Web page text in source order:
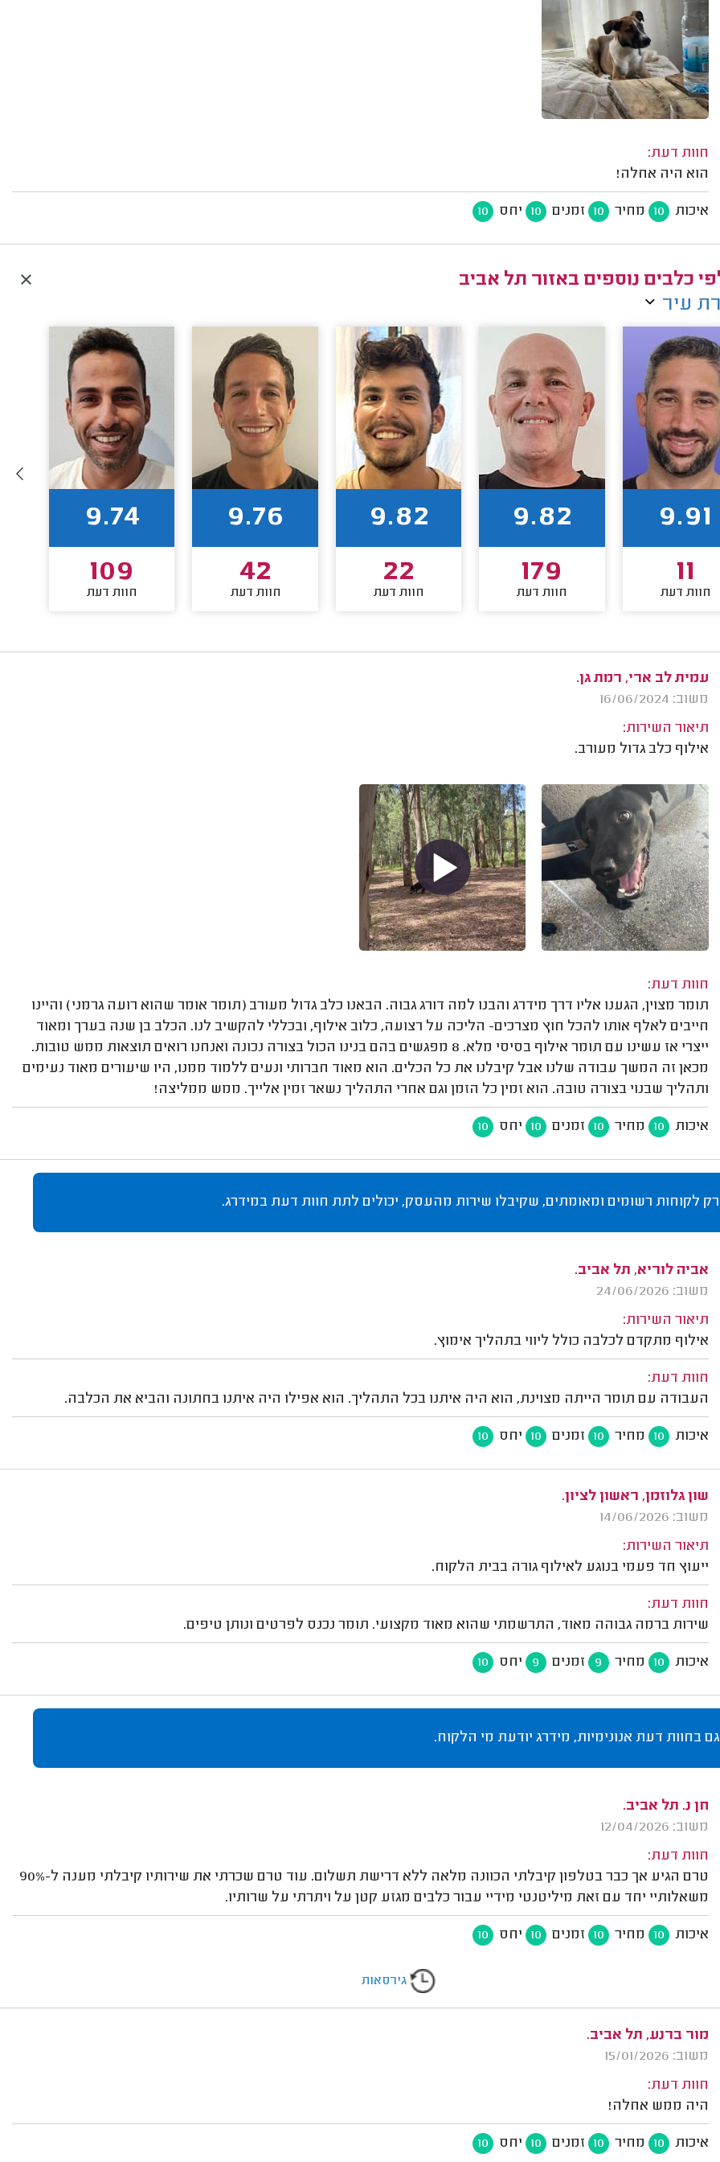
חוות דעת:
הוא היה אחלה!
איכות 10 מחיר 10 זמנים 10 יחס 10
כלבים נוספים באזור תל אביב
עיר
9.91
11
חוות דעת
9.82
179
חוות דעת
9.82
22
חוות דעת
9.76
42
חוות דעת
9.74
109
חוות דעת
עמית לב ארי, רמת גן.
משוב: 16/06/2024
תיאור השירות:
אילוף כלב גדול מעורב.
חוות דעת:
תומר מצוין, הגענו אליו דרך מידרג והבנו למה דורג גבוה. הבאנו כלב גדול מעורב (תומר אומר שהוא רועה גרמני) והיינו
חייבים לאלף אותו להכל חוץ מצרכים- הליכה על רצועה, כלוב אילוף, ובכללי להקשיב לנו. הכלב בן שנה בערך ומאוד
ייצרי אז עשינו עם תומר אילוף בסיסי מלא. 8 מפגשים בהם בנינו הכול בצורה נכונה ואנחנו רואים תוצאות ממש טובות.
מכאן זה המשך עבודה שלנו אבל קיבלנו את כל הכלים. הוא מאוד חברותי ונעים ללמוד ממנו, היו שיעורים מאוד נעימים
ותהליך שבנוי בצורה טובה. הוא זמין כל הזמן וגם אחרי התהליך נשאר זמין אלייך. ממש ממליצה!
איכות 10 מחיר 10 זמנים 10 יחס 10
רק לקוחות רשומים ומאומתים, שקיבלו שירות מהעסק, יכולים לתת חוות דעת במידרג.
אביה לוריא, תל אביב.
משוב: 24/06/2026
תיאור השירות:
אילוף מתקדם לכלבה כולל ליווי בתהליך אימוץ.
חוות דעת:
העבודה עם תומר הייתה מצוינת, הוא היה איתנו בכל התהליך. הוא אפילו היה איתנו בחתונה והביא את הכלבה.
איכות 10 מחיר 10 זמנים 10 יחס 10
שון גלוזמן, ראשון לציון.
משוב: 14/06/2026
תיאור השירות:
ייעוץ חד פעמי בנוגע לאילוף גורה בבית הלקוח.
חוות דעת:
שירות ברמה גבוהה מאוד, התרשמתי שהוא מאוד מקצועי. תומר נכנס לפרטים ונותן טיפים.
איכות 10 מחיר 9 זמנים 9 יחס 10
גם בחוות דעת אנונימיות, מידרג יודעת מי הלקוח.
חן נ. תל אביב.
משוב: 12/04/2026
חוות דעת:
טרם הגיע אך כבר בטלפון קיבלתי הכוונה מלאה ללא דרישת תשלום. עוד טרם שכרתי את שירותיו קיבלתי מענה ל-90%
משאלותיי יחד עם זאת מיליטנטי מידיי עבור כלבים מגזע קטן על ויתרתי על שרותיו.
איכות 10 מחיר 10 זמנים 10 יחס 10
גירסאות
מור ברנע, תל אביב.
משוב: 15/01/2026
חוות דעת:
היה ממש אחלה!
איכות 10 מחיר 10 זמנים 10 יחס 10